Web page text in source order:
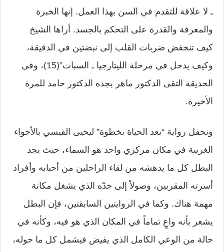
ـ لا علاقة للتقدم في السن بهذا العمل. إنها الخبرة
والمعرفة والقدرة على التحكم بالجسد. أراها الشيخ
كيف تنخفض ضربات القلب إلى نبضتين في الدقيقة،
وكيف يدخل في مرحلة الليتارجيا ـ السبات”(15)، وفي
الحديقة التقى الدكتور ماهر بجده الدكتور حامد للمرة
الأخيرة.
وتحفل رواية “بعد الحياة بخطوة” ليحيى القيسي بالأجواء
الغريبة في مكان مركزي واحد هو السماء، حيث يجد
البطل كل ما يدهشه من لقاء الراحلين من أحبابه وأفراد
أسرته المقربين، وصولاً إلى جدّه الذي يشغل مكانة
مهمة هناك. وكما في الروايتين السابقتين، فإن البطل
يشعر بأنه واعٍ تماماً في المكان الذي هو فيه، وكأنه في
حالة من الوعي الكامل الذي يفيض فيشمل كل ما حوله،